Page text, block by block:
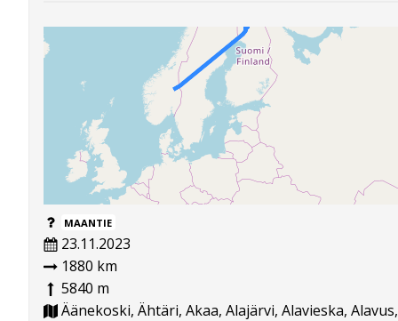
MAANTIE
23.11.2023
1880 km
5840 m
Äänekoski, Ähtäri, Akaa, Alajärvi, Alavieska, Alavus,